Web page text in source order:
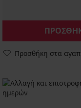
Προσθήκη στα
ημερών